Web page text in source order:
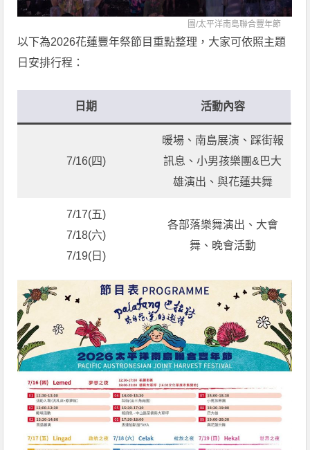
圖/太平洋南島聯合豐年節
以下為2026花蓮豐年祭節目重點整理，大家可依照主題
日安排行程：
日期 活動內容
7/16(四)
暖場、南島展演、踩街報
訊息、小男孩樂團&巴大
雄演出、與花蓮共舞
7/17(五)
7/18(六)
7/19(日)
各部落樂舞演出、大會
舞、晚會活動